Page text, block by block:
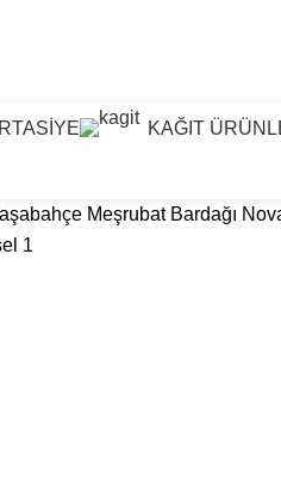
KAĞIT
Meşrubat Bardağı